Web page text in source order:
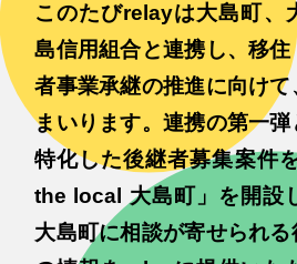
このたびrelayは大島町、
島信用組合と連携し、移
者事業承継の推進に向け
まいります。連携の第一
特化した後継者募集案件
the local 大島町」を開設
大島町に相談が寄せられ